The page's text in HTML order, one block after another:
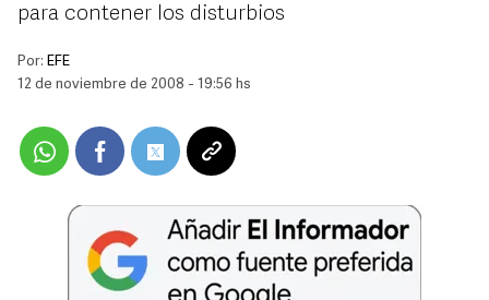
para contener los disturbios
Por: EFE
12 de noviembre de 2008 - 19:56 hs